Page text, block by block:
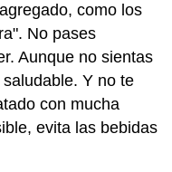
como los
No pases
Aunque no sientas
Y no te
con mucha
evita las bebidas